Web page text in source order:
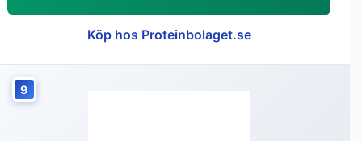
Köp hos Proteinbolaget.se
9